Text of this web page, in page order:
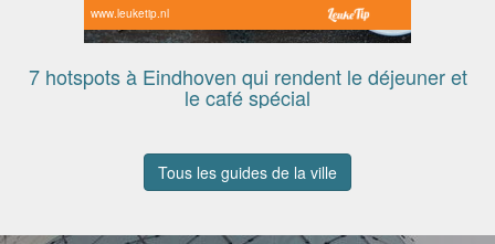
www.leuketip.nl
7 hotspots à Eindhoven qui rendent le déjeuner et
le café spécial
Tous les guides de la ville